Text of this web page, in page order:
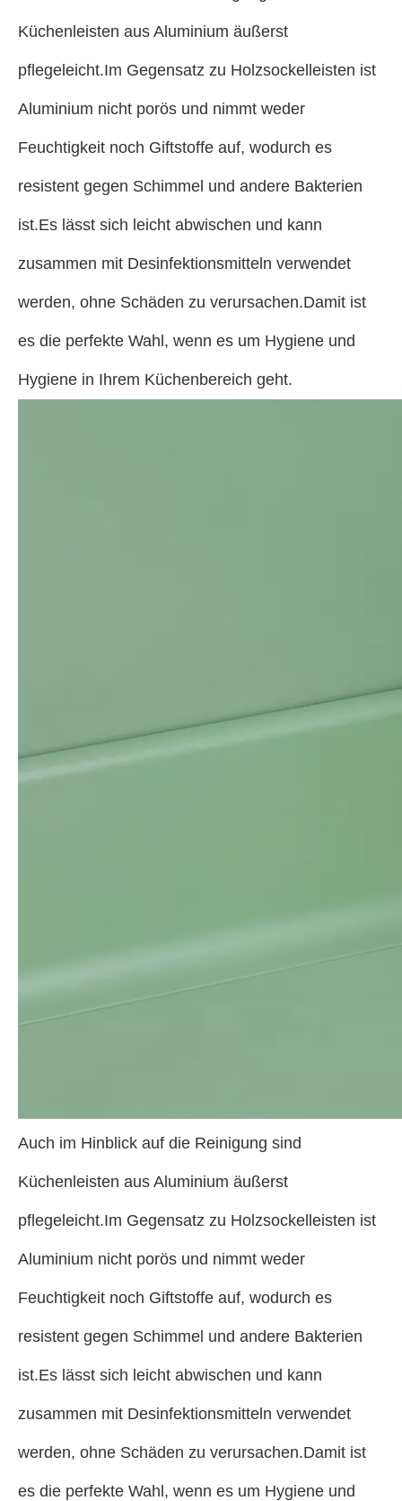
Küchenleisten aus Aluminium äußerst
pflegeleicht.Im Gegensatz zu Holzsockelleisten ist
Aluminium nicht porös und nimmt weder
Feuchtigkeit noch Giftstoffe auf, wodurch es
resistent gegen Schimmel und andere Bakterien
ist.Es lässt sich leicht abwischen und kann
zusammen mit Desinfektionsmitteln verwendet
werden, ohne Schäden zu verursachen.Damit ist
es die perfekte Wahl, wenn es um Hygiene und
Hygiene in Ihrem Küchenbereich geht.
Auch im Hinblick auf die Reinigung sind
Küchenleisten aus Aluminium äußerst
pflegeleicht.Im Gegensatz zu Holzsockelleisten ist
Aluminium nicht porös und nimmt weder
Feuchtigkeit noch Giftstoffe auf, wodurch es
resistent gegen Schimmel und andere Bakterien
ist.Es lässt sich leicht abwischen und kann
zusammen mit Desinfektionsmitteln verwendet
werden, ohne Schäden zu verursachen.Damit ist
es die perfekte Wahl, wenn es um Hygiene und